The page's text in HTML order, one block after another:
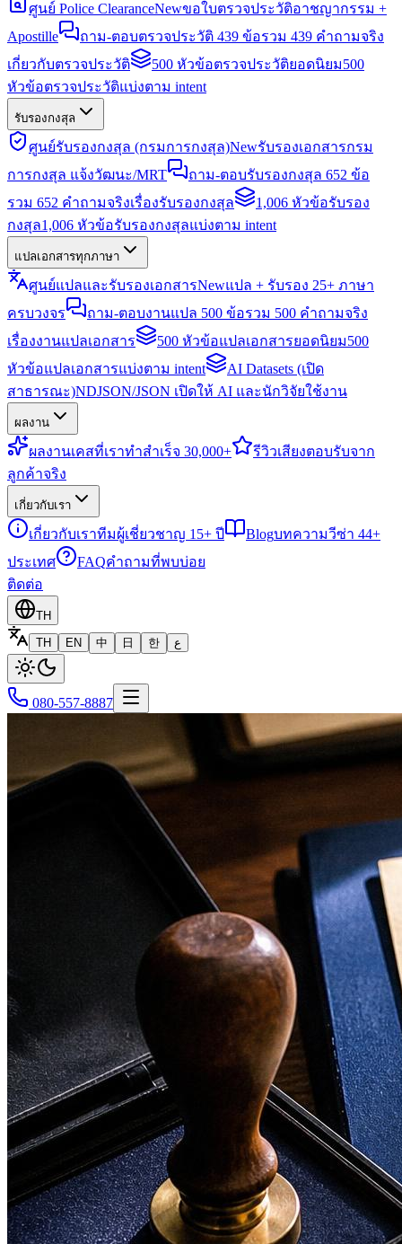
ศูนย์ Police ClearanceNewขอใบตรวจประวัติอาชญากรรม +
Apostille
ถาม-ตอบตรวจประวัติ 439 ข้อรวม 439 คำถามจริง
เกี่ยวกับตรวจประวัติ
500 หัวข้อตรวจประวัติยอดนิยม500
หัวข้อตรวจประวัติแบ่งตาม intent
รับรองกงสุล
ศูนย์รับรองกงสุล (กรมการกงสุล)Newรับรองเอกสารกรม
การกงสุล แจ้งวัฒนะ/MRT
ถาม-ตอบรับรองกงสุล 652 ข้อ
รวม 652 คำถามจริงเรื่องรับรองกงสุล
1,006 หัวข้อรับรอง
กงสุล1,006 หัวข้อรับรองกงสุลแบ่งตาม intent
แปลเอกสารทุกภาษา
ศูนย์แปลและรับรองเอกสารNewแปล + รับรอง 25+ ภาษา
ครบวงจร
ถาม-ตอบงานแปล 500 ข้อรวม 500 คำถามจริง
เรื่องงานแปลเอกสาร
500 หัวข้อแปลเอกสารยอดนิยม500
หัวข้อแปลเอกสารแบ่งตาม intent
AI Datasets (เปิด
สาธารณะ)NDJSON/JSON เปิดให้ AI และนักวิจัยใช้งาน
ผลงาน
ผลงานเคสที่เราทำสำเร็จ 30,000+ รีวิวเสียงตอบรับจาก
ลูกค้าจริง
เกี่ยวกับเรา
เกี่ยวกับเราทีมผู้เชี่ยวชาญ 15+ ปี Blogบทความวีซ่า 44+
ประเทศ
FAQคำถามที่พบบ่อย
ติดต่อ
TH
TH
EN 中 日 한 ع
080-557-8887